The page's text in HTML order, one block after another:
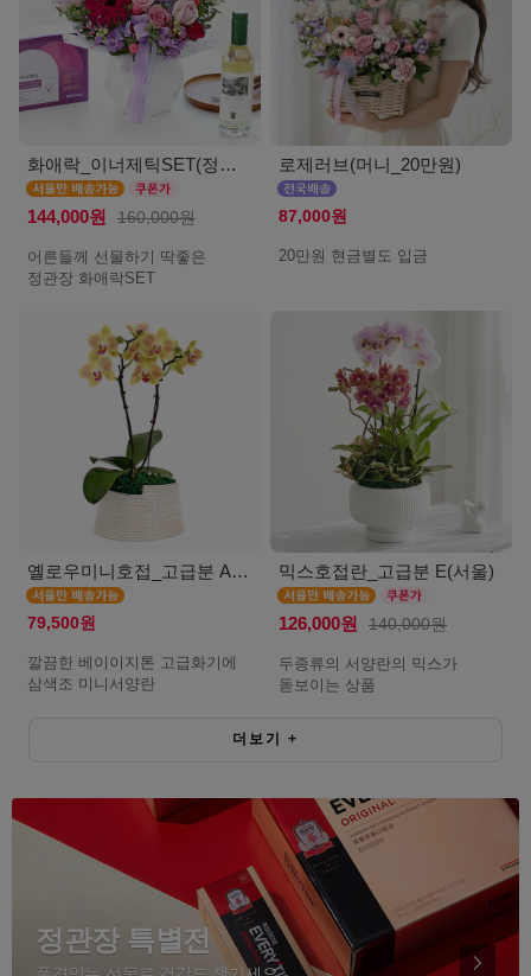
화애락_이너제틱SET(정관장_서울)
144,000원 160,000원
어른들께 선물하기 딱좋은
정관장 화애락SET
로제러브(머니_20만원)
87,000원
20만원 현금별도 입금
옐로우미니호접_고급분 A(서울)
79,500원
깔끔한 베이이지톤 고급화기에
삼색조 미니서양란
믹스호접란_고급분 E(서울)
126,000원 140,000원
두종류의 서양란의 믹스가
돋보이는 상품
더보기 +
정관장 특별전